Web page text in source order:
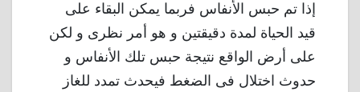
إذا تم حبس الأنفاس فربما يمكن البقاء على
قيد الحياة لمدة دقيقتين و هو أمر نظرى و لكن
على أرض الواقع نتيجة حبس تلك الأنفاس و
حدوث اختلال فى الضغط فيحدث تمدد للغاز